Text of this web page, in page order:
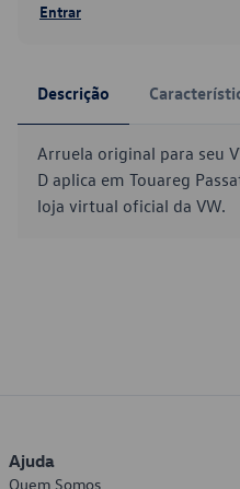
Entrar
Descrição
Arruela original para seu
D aplica em Touareg
loja virtual oficial da VW.
Ajuda
Quem Somos